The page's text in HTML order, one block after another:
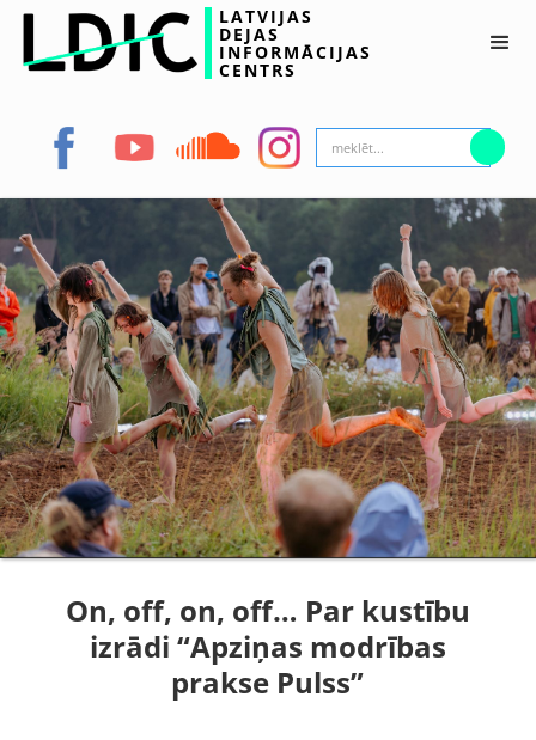
LATVIJAS
DEJAS
INFORMĀCIJAS
CENTRS
On, off, on, off… Par kustību
izrādi “Apziņas modrības
prakse Pulss”